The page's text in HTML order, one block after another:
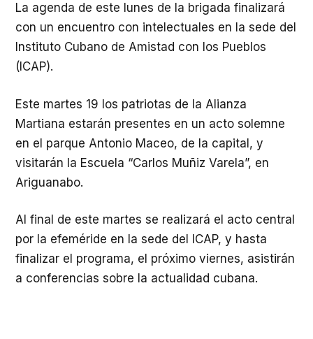
La agenda de este lunes de la brigada finalizará
con un encuentro con intelectuales en la sede del
Instituto Cubano de Amistad con los Pueblos
(ICAP).
Este martes 19 los patriotas de la Alianza
Martiana estarán presentes en un acto solemne
en el parque Antonio Maceo, de la capital, y
visitarán la Escuela “Carlos Muñiz Varela”, en
Ariguanabo.
Al final de este martes se realizará el acto central
por la efeméride en la sede del ICAP, y hasta
finalizar el programa, el próximo viernes, asistirán
a conferencias sobre la actualidad cubana.